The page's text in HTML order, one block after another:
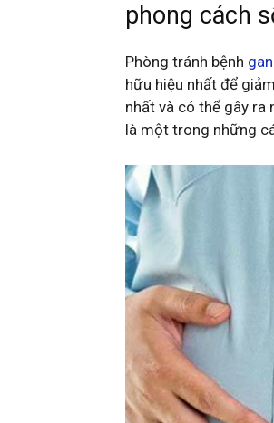
phong cách
Phòng tránh bệnh
hữu hiệu nhất để
nhất và có thể gây ra
là một trong những